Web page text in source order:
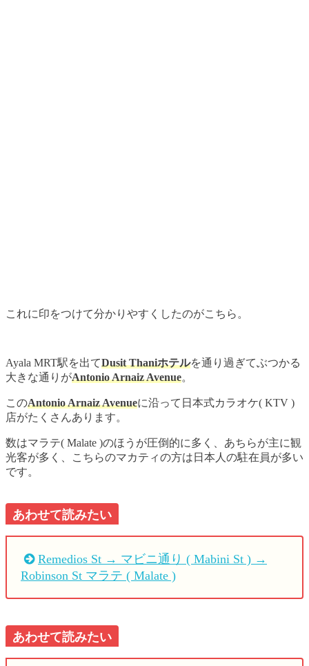
これに印をつけて分かりやすくしたのがこちら。
Ayala MRT駅を出てDusit Thaniホテルを通り過ぎてぶつかる
大きな通りがAntonio Arnaiz Avenue。
このAntonio Arnaiz Avenueに沿って日本式カラオケ( KTV )
店がたくさんあります。
数はマラテ( Malate )のほうが圧倒的に多く、あちらが主に観
光客が多く、こちらのマカティの方は日本人の駐在員が多い
です。
あわせて読みたい
Remedios St → マビニ通り ( Mabini St ) →
Robinson St マラテ ( Malate )
あわせて読みたい